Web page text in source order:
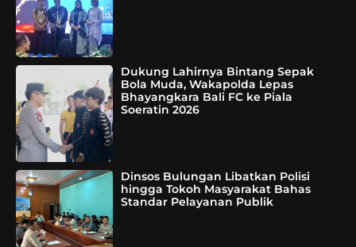
Dukung Lahirnya Bintang Sepak
Bola Muda, Wakapolda Lepas
Bhayangkara Bali FC ke Piala
Soeratin 2026
Dinsos Bulungan Libatkan Polisi
hingga Tokoh Masyarakat Bahas
Standar Pelayanan Publik